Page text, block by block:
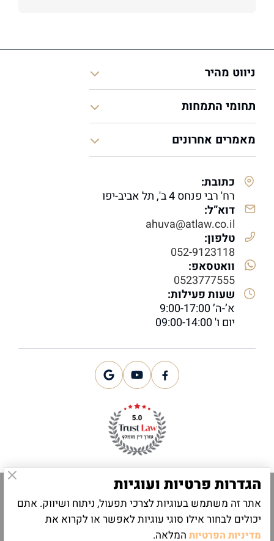
כתובת:
רח' רבי פנחס 4 ב', תל אביב-יפו
דוא”ל:
ahuva@atlaw.co.il
טלפון:
052-9123118
וואטסאפ:
0523777555
שעות פעילות:
א’-ה’ 9:00-17:00
יום ו' 09:00-14:00
ניווט מהיר
תחומי התמחות
מאמרים אחרונים
זכויות יוצרים 2025 Ⓒ כל הזכויות שמורות לעו”ד אהובה טיכו
קידום אתרים | UI UX
הגדרות פרטיות ועוגיות
אתר זה משתמש בעוגיות לצרכי תפעול, ניתוח ושיווק. אתם
יכולים לבחור אילו סוגי עוגיות לאפשר או לקרוא את
מדיניות הפרטיות המלאה.